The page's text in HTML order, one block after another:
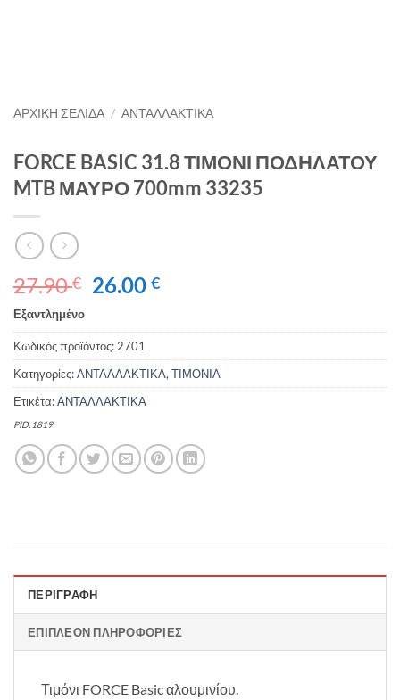
ΑΡΧΙΚΉ ΣΕΛΊΔΑ / ΑΝΤΑΛΛΑΚΤΙΚΑ
FORCE BASIC 31.8 ΤΙΜΟΝΙ ΠΟΔΗΛΑΤΟΥ
MTB ΜΑΥΡΟ 700mm 33235
27.90€ Original
was:
27.90 €.
26.00€Η
τιμή
26.00 €.
Εξαντλημένο
Κωδικός προϊόντος:2701
Κατηγορίες:ΑΝΤΑΛΛΑΚΤΙΚΑ,ΤΙΜΟΝΙΑ
Ετικέτα:ΑΝΤΑΛΛΑΚΤΙΚΑ
PID:1819
ΠΕΡΙΓΡΑΦΉ
ΕΠΙΠΛΈΟΝ ΠΛΗΡΟΦΟΡΊΕΣ
Τιμόνι FORCE Basic αλουμινίου.